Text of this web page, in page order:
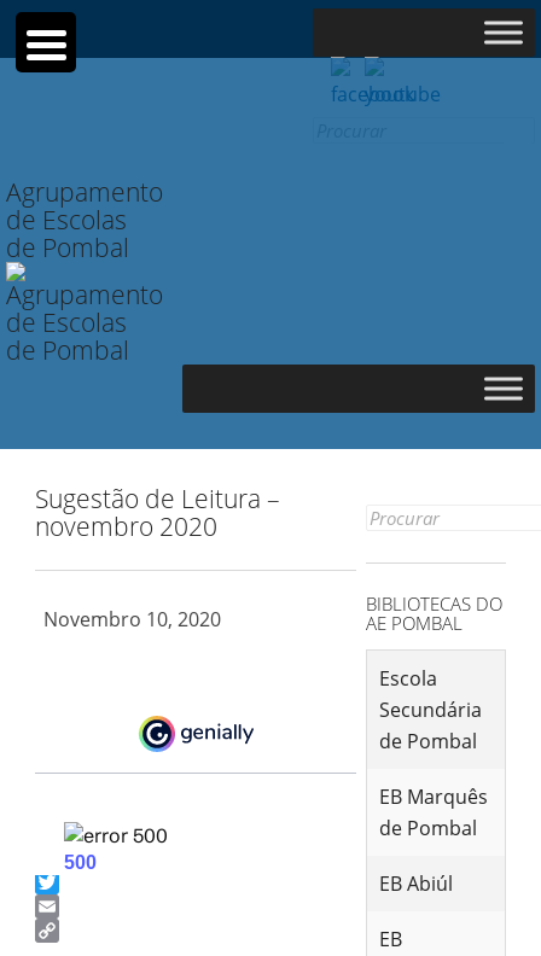
Agrupamento
de Escolas
de Pombal
Sugestão de Leitura –
novembro 2020
Novembro 10, 2020
Facebook
Twitter
Email
Search
BIBLIOTECAS DO
AE POMBAL
Escola
Secundária
de Pombal
EB Marquês
de Pombal
EB Abiúl
EB